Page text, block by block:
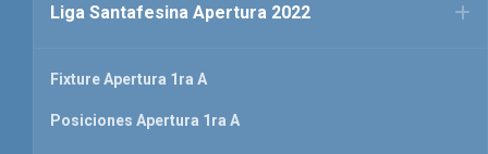
Liga Santafesina Apertura 2022
Fixture Apertura 1ra A
Posiciones Apertura 1ra A